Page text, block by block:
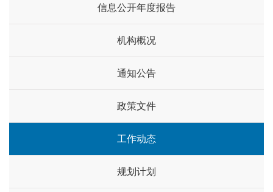
信息公开年度报告
机构概况
通知公告
政策文件
工作动态
规划计划